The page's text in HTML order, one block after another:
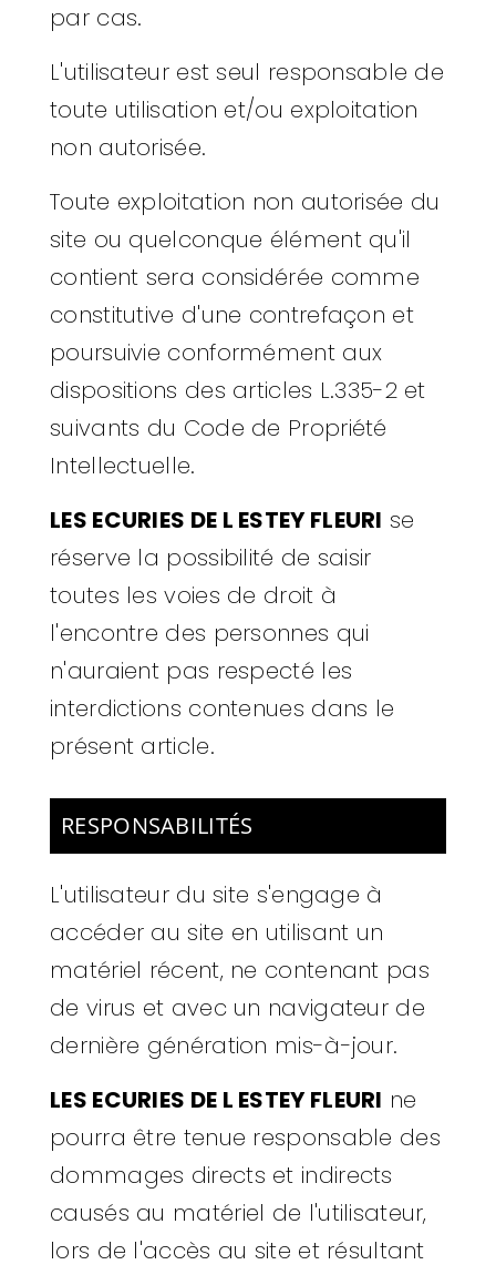
par cas.
L'utilisateur est seul responsable de
toute utilisation et/ou exploitation
non autorisée.
Toute exploitation non autorisée du
site ou quelconque élément qu'il
contient sera considérée comme
constitutive d'une contrefaçon et
poursuivie conformément aux
dispositions des articles L.335-2 et
suivants du Code de Propriété
Intellectuelle.
LES ECURIES DE L ESTEY FLEURI se
réserve la possibilité de saisir
toutes les voies de droit à
l'encontre des personnes qui
n'auraient pas respecté les
interdictions contenues dans le
présent article.
RESPONSABILITÉS
L'utilisateur du site s'engage à
accéder au site en utilisant un
matériel récent, ne contenant pas
de virus et avec un navigateur de
dernière génération mis-à-jour.
LES ECURIES DE L ESTEY FLEURI ne
pourra être tenue responsable des
dommages directs et indirects
causés au matériel de l'utilisateur,
lors de l'accès au site et résultant